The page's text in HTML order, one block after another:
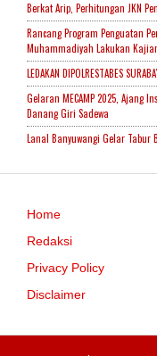
Berkat Arip, Perhitungan JKN
Rancang Program Penguatan
Muhammadiyah Lakukan
LEDAKAN DIPOLRESTABES
Gelaran MECAMP 2025, Ajang
Danang Giri Sadewa
Lanal Banyuwangi Gelar Tabur
Home
Redaksi
Privacy Policy
Disclaimer